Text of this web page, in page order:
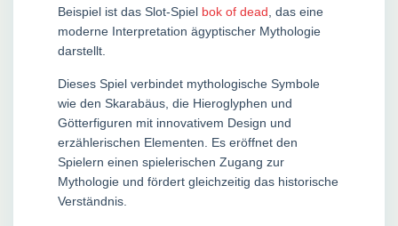
Beispiel ist das Slot-Spiel bok of dead , das eine
moderne Interpretation ägyptischer Mythologie
darstellt.
Dieses Spiel verbindet mythologische Symbole
wie den Skarabäus, die Hieroglyphen und
Götterfiguren mit innovativem Design und
erzählerischen Elementen. Es eröffnet den
Spielern einen spielerischen Zugang zur
Mythologie und fördert gleichzeitig das historische
Verständnis.